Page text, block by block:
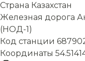
Страна Казахстан
Железная дорога
(НОД-1)
Код станции
Координаты